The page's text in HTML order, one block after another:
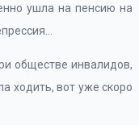
ушла на пенсию на
обществе инвалидов,
ходить, вот уже скоро